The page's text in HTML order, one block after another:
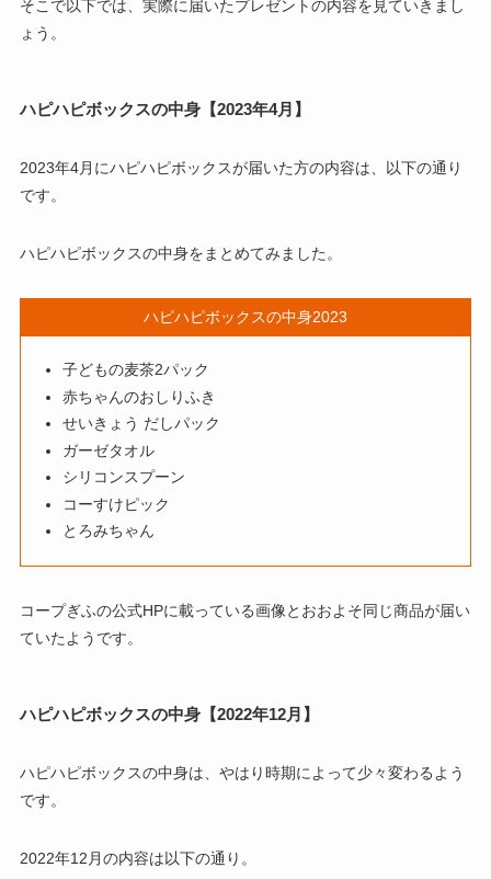
そこで以下では、実際に届いたプレゼントの内容を見ていきまし
ょう。
ハピハピボックスの中身【2023年4月】
2023年4月にハピハピボックスが届いた方の内容は、以下の通り
です。
ハピハピボックスの中身をまとめてみました。
ハピハピボックスの中身2023
子どもの麦茶2パック
赤ちゃんのおしりふき
せいきょう だしパック
ガーゼタオル
シリコンスプーン
コーすけピック
とろみちゃん
コープぎふの公式HPに載っている画像とおおよそ同じ商品が届い
ていたようです。
ハピハピボックスの中身【2022年12月】
ハピハピボックスの中身は、やはり時期によって少々変わるよう
です。
2022年12月の内容は以下の通り。